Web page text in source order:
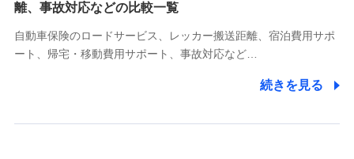
受託業務の遂行およびこれらに準ずる業務の遂行のため
11.マイカー通勤管理クラウド並びに法人向けASPサー
をお送りするため
離、事故対応などの比較一覧
自動車保険のロードサービス、レッカー搬送距離、宿泊費用サポ
ート、帰宅・移動費用サポート、事故対応など…
続きを見る